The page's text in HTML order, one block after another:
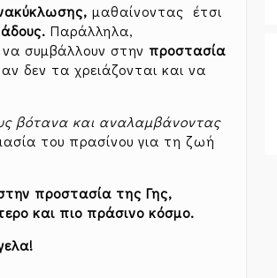
μαθαίνοντας έτσι
Παράλληλα,
συμβάλλουν στην προστασία
δεν τα χρειάζονται και να
βότανα και αναλαμβάνοντας
του πρασίνου για τη ζωή
προστασία της Γης,
και πιο πράσινο κόσμο.